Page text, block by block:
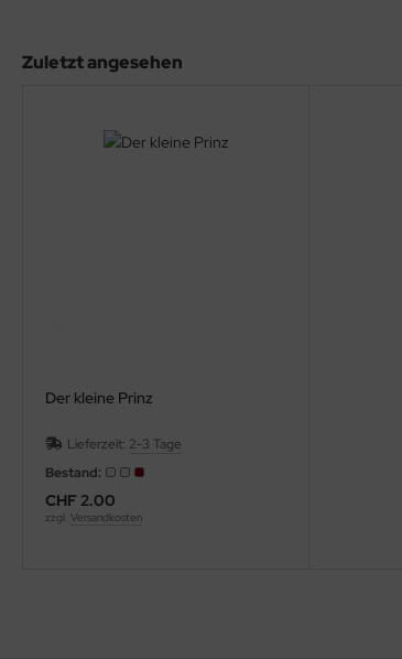
Zuletzt angesehen
Der kleine Prinz
Lieferzeit: 2-3 Tage
Bestand:
CHF 2.00
zzgl. Versandkosten